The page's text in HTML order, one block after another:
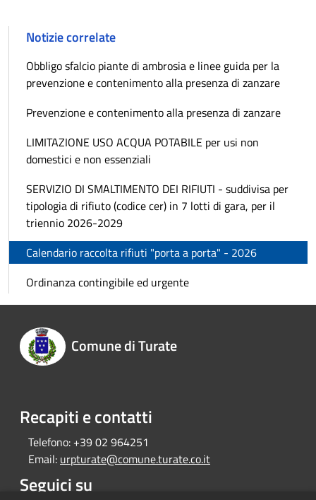
Notizie correlate
Obbligo sfalcio piante di ambrosia e linee guida per la
prevenzione e contenimento alla presenza di zanzare
Prevenzione e contenimento alla presenza di zanzare
LIMITAZIONE USO ACQUA POTABILE per usi non
domestici e non essenziali
SERVIZIO DI SMALTIMENTO DEI RIFIUTI - suddivisa per
tipologia di rifiuto (codice cer) in 7 lotti di gara, per il
triennio 2026-2029
Calendario raccolta rifiuti "porta a porta" - 2026
Ordinanza contingibile ed urgente
Comune di Turate
Recapiti e contatti
Telefono: +39 02 964251
Email: urpturate@comune.turate.co.it
Seguici su